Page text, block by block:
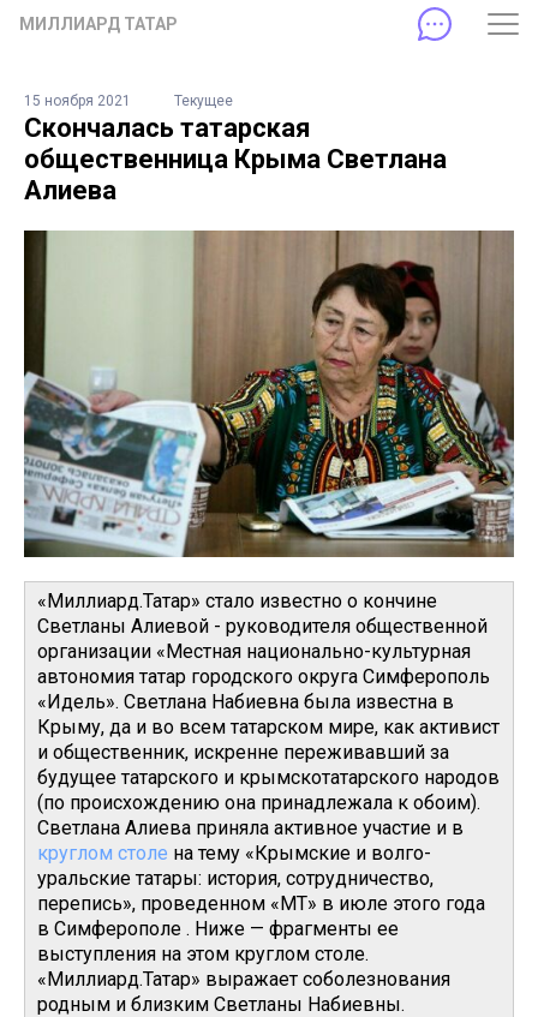
МИЛЛИАРД ТАТАР
15 ноября 2021 Текущее
Скончалась татарская
общественница Крыма Светлана
Алиева
«Миллиард.Татар» стало известно о кончине
Светланы Алиевой - руководителя общественной
организации «Местная национально-культурная
автономия татар городского округа Симферополь
«Идель». Светлана Набиевна была известна в
Крыму, да и во всем татарском мире, как активист
и общественник, искренне переживавший за
будущее татарского и крымскотатарского народов
(по происхождению она принадлежала к обоим).
Светлана Алиева приняла активное участие и в
круглом столе на тему «Крымские и волго-
уральские татары: история, сотрудничество,
перепись», проведенном «МТ» в июле этого года
в Симферополе . Ниже — фрагменты ее
выступления на этом круглом столе.
«Миллиард.Татар» выражает соболезнования
родным и близким Светланы Набиевны.